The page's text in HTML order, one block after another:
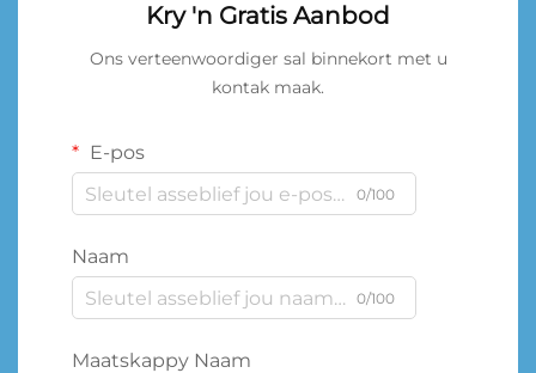
Kry 'n Gratis Aanbod
Ons verteenwoordiger sal binnekort met u
kontak maak.
E-pos
0/100
Naam
0/100
Maatskappy Naam